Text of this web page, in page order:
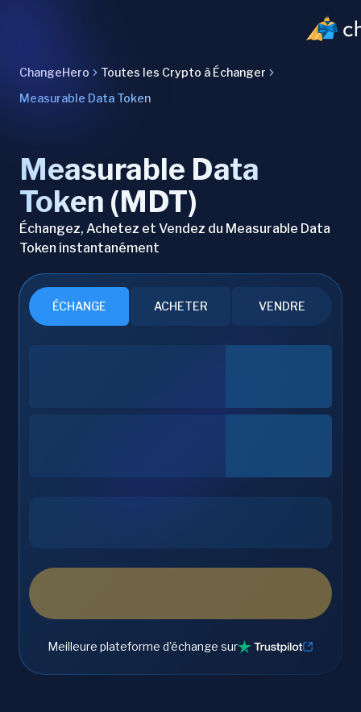
ChangeHero
Toutes les Crypto à Échanger
Measurable Data Token
Measurable Data
Token (MDT)
Échangez, Achetez et Vendez du Measurable Data
Token instantanément
ÉCHANGE ACHETER VENDRE
Meilleure plateforme d'échange sur